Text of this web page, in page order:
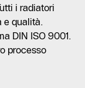
i radiatori
e qualità.
DIN ISO 9001.
processo